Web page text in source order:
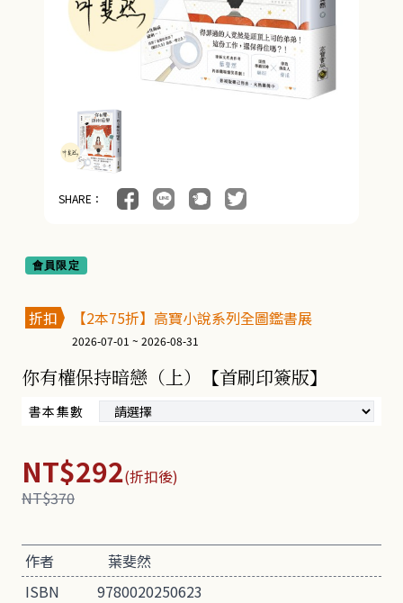
SHARE：
會員限定
折扣 【2本75折】高寶小說系列全圖鑑書展
2026-07-01 ~ 2026-08-31
你有權保持暗戀（上）【首刷印簽版】
書本集數
NT$292(折扣後)
NT$370
作者
葉斐然
ISBN
9780020250623